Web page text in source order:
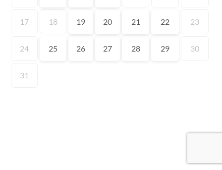
17 18 19 20 21 22 23
24 25 26 27 28 29 30
31